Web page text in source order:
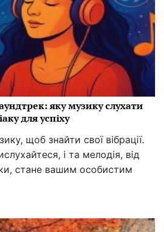
яку музику слухати
для успіху
щоб знайти свої вібрації.
і та мелодія, від
стане вашим особистим